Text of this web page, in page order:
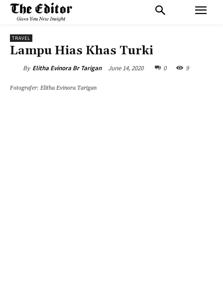
TRAVEL
Lampu Hias Khas Turki
By Elitha Evinora Br Tarigan June 14, 2020 0 9
Fotografer: Elitha Evinora Tarigan